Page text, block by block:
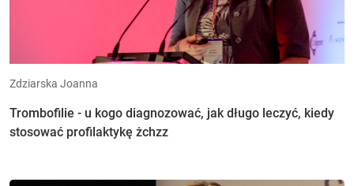
Zdziarska Joanna
Trombofilie - u kogo diagnozować, jak długo leczyć, kiedy
stosować profilaktykę żchzz